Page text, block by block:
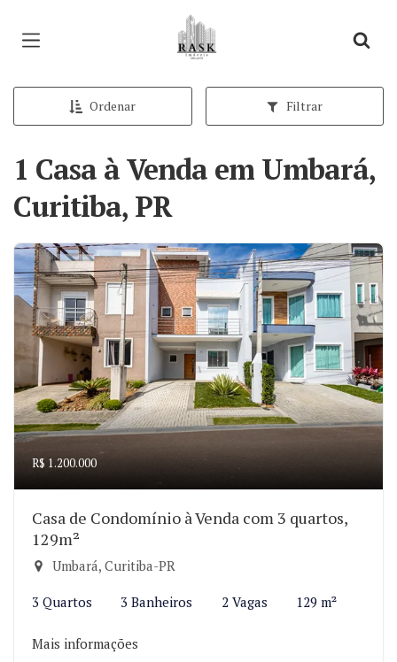
Página inicial
Ordenar Filtrar
1 Casa à Venda em Umbará,
Curitiba, PR
R$ 1.200.000
Casa de Condomínio à Venda com 3 quartos,
129m²
Umbará, Curitiba-PR
3 Quartos 3 Banheiros 2 Vagas 129 m²
Mais informações